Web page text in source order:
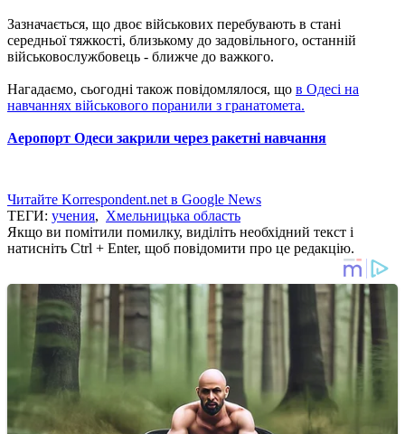
Зазначається, що двоє військових перебувають в стані
середньої тяжкості, близькому до задовільного, останній
військовослужбовець - ближче до важкого.
Нагадаємо, сьогодні також повідомлялося, що в Одесі на
навчаннях військового поранили з гранатомета.
Аеропорт Одеси закрили через ракетні навчання
Читайте Korrespondent.net в Google News
ТЕГИ: учения, Хмельницька область
Якщо ви помітили помилку, виділіть необхідний текст і
натисніть Ctrl + Enter, щоб повідомити про це редакцію.